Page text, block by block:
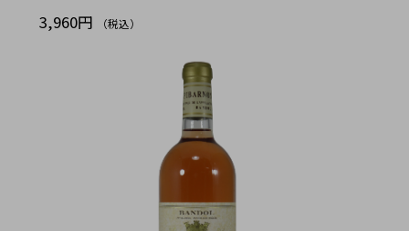
3,960円
（税込）